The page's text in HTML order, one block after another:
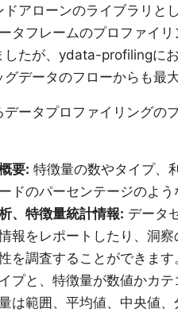
ドアローンのライブラリ
タフレームのプロファイ
したが、ydata-profilingに
データのフローからも最
データプロファイリングの
要: 特徴量の数やタイプ、
ドのパーセンテージのよ
、特徴量統計情報: データ
報をレポートしたり、洞
を調査することができま
プと、特徴量が数値かカ
は範囲、平均値、中央値